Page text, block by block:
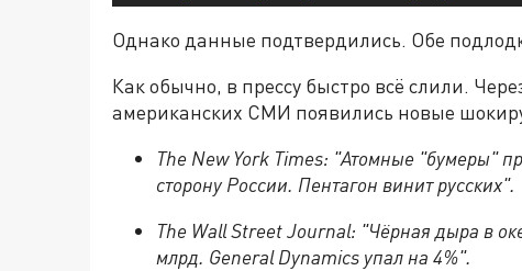
Однако данные подтвердились. Обе
Как обычно, в прессу быстро всё слили.
американских СМИ появились новые
The New York Times: "Атомные "бумеры"
сторону России. Пентагон винит русских".
The Wall Street Journal: "Чёрная дыра в
млрд. General Dynamics упал на 4%".